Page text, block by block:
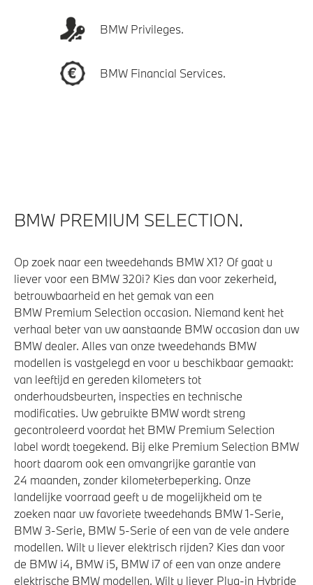
BMW Privileges.
BMW Financial Services.
BMW PREMIUM SELECTION.
Op zoek naar een tweedehands BMW X1? Of gaat u
liever voor een BMW 320i? Kies dan voor zekerheid,
betrouwbaarheid en het gemak van een
BMW Premium Selection occasion. Niemand kent het
verhaal beter van uw aanstaande BMW occasion dan uw
BMW dealer. Alles van onze tweedehands BMW
modellen is vastgelegd en voor u beschikbaar gemaakt:
van leeftijd en gereden kilometers tot
onderhoudsbeurten, inspecties en technische
modificaties. Uw gebruikte BMW wordt streng
gecontroleerd voordat het BMW Premium Selection
label wordt toegekend. Bij elke Premium Selection BMW
hoort daarom ook een omvangrijke garantie van
24 maanden, zonder kilometerbeperking. Onze
landelijke voorraad geeft u de mogelijkheid om te
zoeken naar uw favoriete tweedehands BMW 1-Serie,
BMW 3-Serie, BMW 5-Serie of een van de vele andere
modellen. Wilt u liever elektrisch rijden? Kies dan voor
de BMW i4, BMW i5, BMW i7 of een van onze andere
elektrische BMW modellen. Wilt u liever Plug-in Hybride